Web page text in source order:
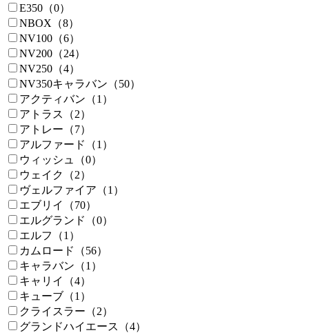
E350（0）
NBOX（8）
NV100（6）
NV200（24）
NV250（4）
NV350キャラバン（50）
アクティバン（1）
アトラス（2）
アトレー（7）
アルファード（1）
ウィッシュ（0）
ウェイク（2）
ヴェルファイア（1）
エブリイ（70）
エルグランド（0）
エルフ（1）
カムロード（56）
キャラバン（1）
キャリイ（4）
キューブ（1）
クライスラー（2）
グランドハイエース（4）